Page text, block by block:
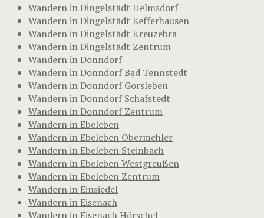
Wandern in Dingelstädt Helmsdorf
Wandern in Dingelstädt Kefferhausen
Wandern in Dingelstädt Kreuzebra
Wandern in Dingelstädt Zentrum
Wandern in Donndorf
Wandern in Donndorf Bad Tennstedt
Wandern in Donndorf Gorsleben
Wandern in Donndorf Schafstedt
Wandern in Donndorf Zentrum
Wandern in Ebeleben
Wandern in Ebeleben Obermehler
Wandern in Ebeleben Steinbach
Wandern in Ebeleben Westgreußen
Wandern in Ebeleben Zentrum
Wandern in Einsiedel
Wandern in Eisenach
Wandern in Eisenach Hörschel